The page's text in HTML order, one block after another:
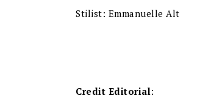
Stilist: Emmanuelle Alt
Credit Editorial: